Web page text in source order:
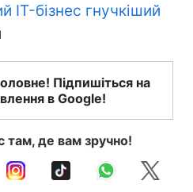
IT-бізнес гнучкіший
Підпишіться на
в Google!
там, де вам зручно!